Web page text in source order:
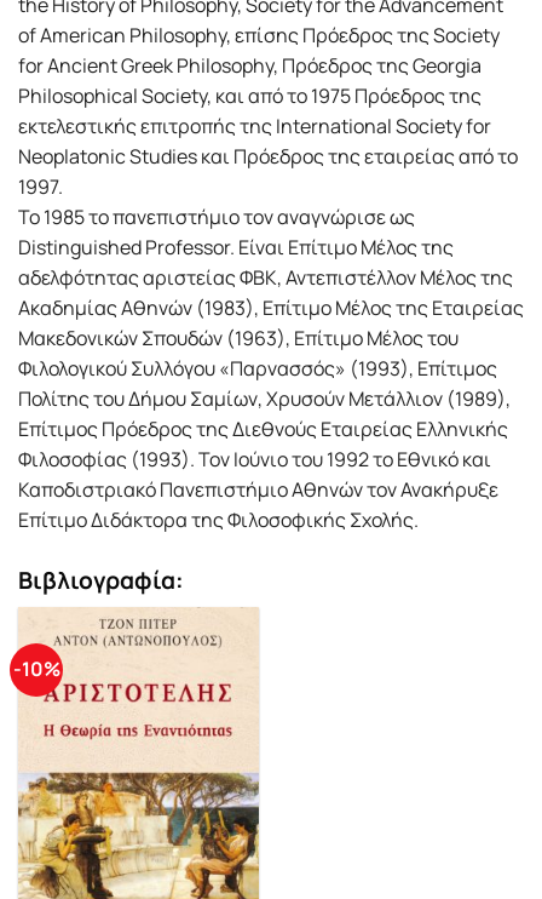
of American Philosophy, επίσης Πρόεδρος της Society
for Ancient Greek Philosophy, Πρόεδρος της Georgia
Philosophical Society, και από το 1975 Πρόεδρος της
εκτελεστικής επιτροπής της International Society for
Neoplatonic Studies και Πρόεδρος της εταιρείας από το
1997.
Το 1985 το πανεπιστήμιο τον αναγνώρισε ως
Distinguished Professor. Είναι Επίτιμο Μέλος της
αδελφότητας αριστείας ΦΒΚ, Αντεπιστέλλον Μέλος της
Ακαδημίας Αθηνών (1983), Επίτιμο Μέλος της Εταιρείας
Μακεδονικών Σπουδών (1963), Επίτιμο Μέλος του
Φιλολογικού Συλλόγου «Παρνασσός» (1993), Επίτιμος
Πολίτης του Δήμου Σαμίων, Χρυσούν Μετάλλιον (1989),
Επίτιμος Πρόεδρος της Διεθνούς Εταιρείας Ελληνικής
Φιλοσοφίας (1993). Τον Ιούνιο του 1992 το Εθνικό και
Καποδιστριακό Πανεπιστήμιο Αθηνών τον Ανακήρυξε
Επίτιμο Διδάκτορα της Φιλοσοφικής Σχολής.
Βιβλιογραφία:
-10%